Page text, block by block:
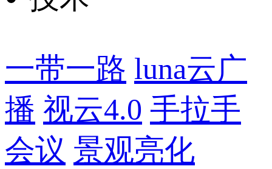
一带一路 luna云广
播 视云4.0 手拉手
会议 景观亮化